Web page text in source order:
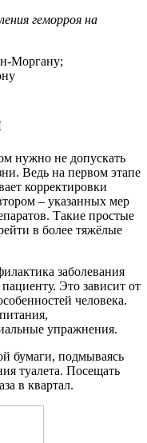
геморроя на
Моргану;
нужно не допускать
Ведь на первом этапе
корректировки
– указанных мер
Такие простые
в более тяжёлые
заболевания
Это зависит от
человека.
упражнения.
бумаги, подмываясь
туалета. Посещать
в квартал.